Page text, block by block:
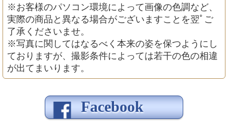
※お客様のパソコン環境によって画像の色調など、
実際の商品と異なる場合がございますことを翌ﾟご
了承くださいませ。
※写真に関してはなるべく本来の姿を保つようにし
ておりますが、撮影条件によっては若干の色の相違
が出てまいります。
Facebook